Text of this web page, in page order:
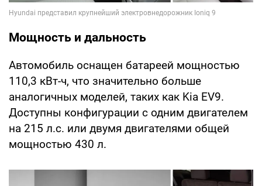
Мощность и дальность
Автомобиль оснащен батареей мощностью
110,3 кВт-ч, что значительно больше
аналогичных моделей, таких как Kia EV9.
Доступны конфигурации с одним двигателем
на 215 л.с. или двумя двигателями общей
мощностью 430 л.